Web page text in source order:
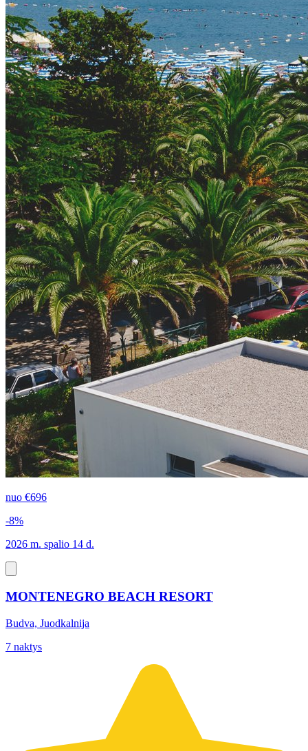
nuo €696
-8%
2026 m. spalio 14 d.
MONTENEGRO BEACH RESORT
Budva, Juodkalnija
7 naktys